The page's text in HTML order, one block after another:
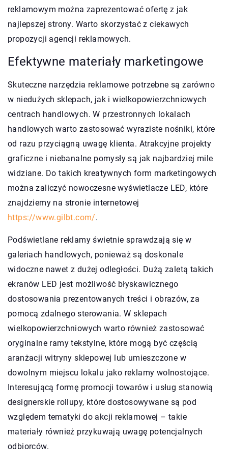
reklamowym można zaprezentować ofertę z jak
najlepszej strony. Warto skorzystać z ciekawych
propozycji agencji reklamowych.
Efektywne materiały marketingowe
Skuteczne narzędzia reklamowe potrzebne są zarówno
w niedużych sklepach, jak i wielkopowierzchniowych
centrach handlowych. W przestronnych lokalach
handlowych warto zastosować wyraziste nośniki, które
od razu przyciągną uwagę klienta. Atrakcyjne projekty
graficzne i niebanalne pomysły są jak najbardziej mile
widziane. Do takich kreatywnych form marketingowych
można zaliczyć nowoczesne wyświetlacze LED, które
znajdziemy na stronie internetowej
https://www.gilbt.com/.
Podświetlane reklamy świetnie sprawdzają się w
galeriach handlowych, ponieważ są doskonale
widoczne nawet z dużej odległości. Dużą zaletą takich
ekranów LED jest możliwość błyskawicznego
dostosowania prezentowanych treści i obrazów, za
pomocą zdalnego sterowania. W sklepach
wielkopowierzchniowych warto również zastosować
oryginalne ramy tekstylne, które mogą być częścią
aranżacji witryny sklepowej lub umieszczone w
dowolnym miejscu lokalu jako reklamy wolnostojące.
Interesującą formę promocji towarów i usług stanowią
designerskie rollupy, które dostosowywane są pod
względem tematyki do akcji reklamowej – takie
materiały również przykuwają uwagę potencjalnych
odbiorców.